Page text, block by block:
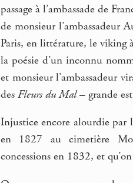
passage à l’ambassade de
de monsieur l’ambassadeur
Paris, en littérature, le viking
la poésie d’un inconnu
et monsieur l’ambassadeur
desFleurs du Mal– grande
Injustice encore alourdie par
en 1827 au cimetière
concessions en 1832, et